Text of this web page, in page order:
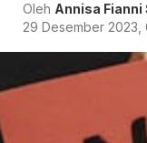
Oleh Annisa Fianni
29 Desember 2023,